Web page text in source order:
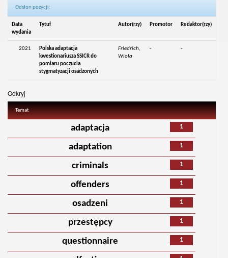
Odsłon pozycji:
Data
wydania
Tytuł Autor(rzy) Promotor Redaktor(rzy)
2021
Polska adaptacja
kwestionariusza SSICR do
pomiaru poczucia
stygmatyzacji osadzonych
Friedrich,
Wiola
- -
Odkryj
Temat
1
adaptacja
1
adaptation
1
criminals
1
offenders
1
osadzeni
1
przestępcy
1
questionnaire